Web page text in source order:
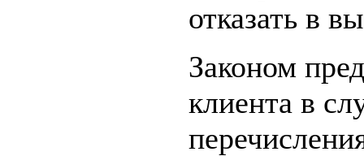
отказать в
Законом
клиента в